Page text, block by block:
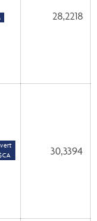
28,2218
30,3394